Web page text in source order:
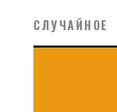
СЛУЧАЙНОЕ